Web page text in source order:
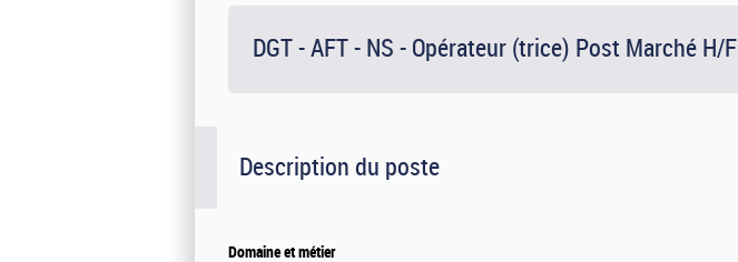
DGT - AFT - NS - Opérateur (trice) Post Marché H/F
Description du poste
Domaine et métier